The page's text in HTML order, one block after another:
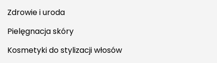
Zdrowie i uroda
Pielęgnacja skóry
Kosmetyki do stylizacji włosów